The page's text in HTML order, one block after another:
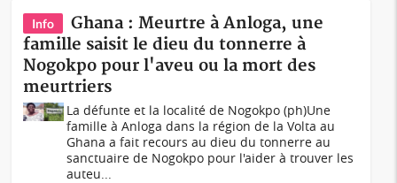
Info
Ghana : Meurtre à Anloga, une
famille saisit le dieu du tonnerre à
Nogokpo pour l'aveu ou la mort des
meurtriers
La défunte et la localité de Nogokpo (ph)Une
famille à Anloga dans la région de la Volta au
Ghana a fait recours au dieu du tonnerre au
sanctuaire de Nogokpo pour l'aider à trouver les
auteu...